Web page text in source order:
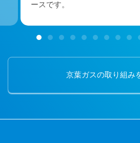
ースです。
京葉ガスの取り組み